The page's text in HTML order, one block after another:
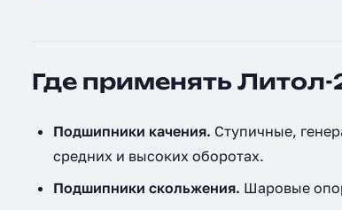
Где применять Литол-
Подшипники качения. Ступичные,
средних и высоких оборотах.
Подшипники скольжения. Шаровые